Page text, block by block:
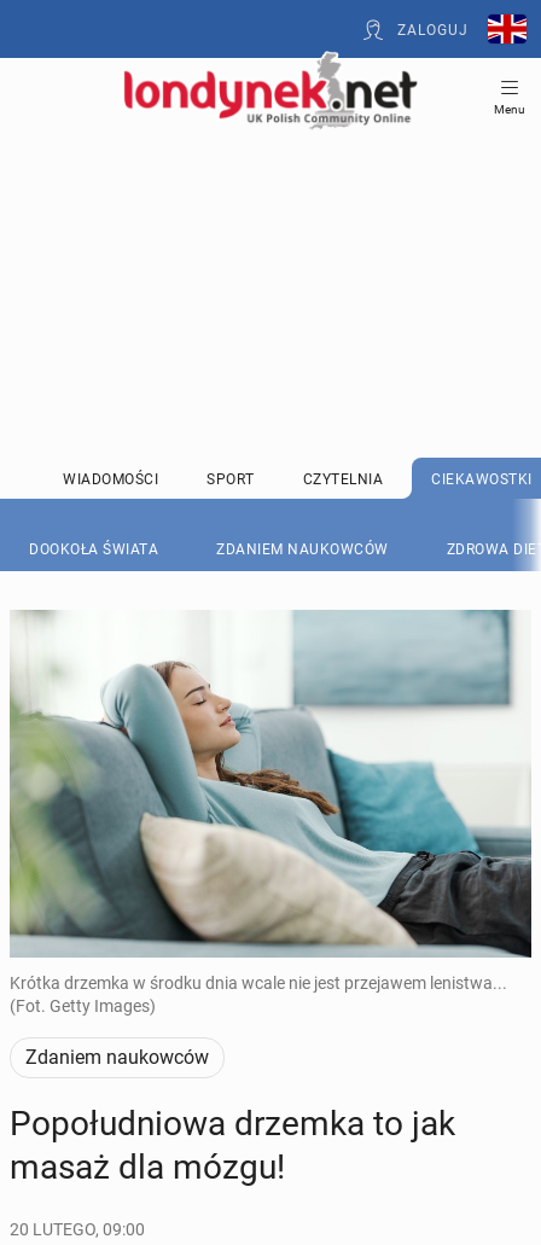
ZALOGUJ
Menu
WIADOMOŚCI SPORT CZYTELNIA CIEKAWOSTKI
DOOKOŁA ŚWIATA ZDANIEM NAUKOWCÓW ZDROWA
Krótka drzemka w środku dnia wcale nie jest przejawem lenistwa...
(Fot. Getty Images)
Zdaniem naukowców
Po­po­łu­dnio­wa drzemka to jak
masaż dla mózgu!
20 LUTEGO, 09:00